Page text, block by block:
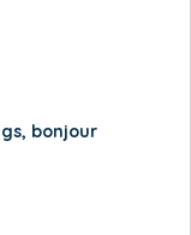
bonjour